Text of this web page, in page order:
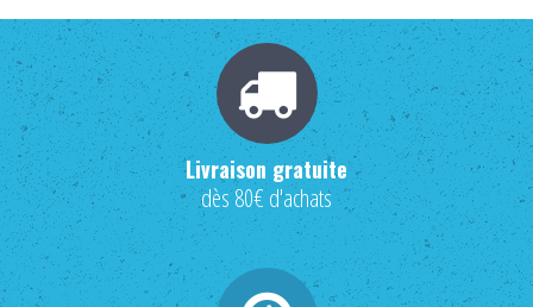
Livraison gratuite
dès 80€ d'achats